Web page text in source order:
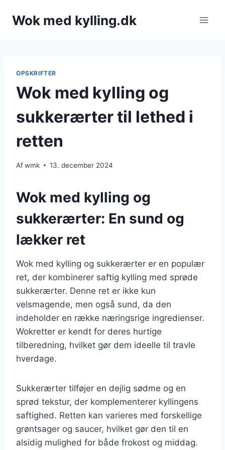
Wok med kylling.dk
OPSKRIFTER
Wok med kylling og
sukkerærter til lethed i
retten
Afwmk 13. december 2024
Wok med kylling og
sukkerærter: En sund og
lækker ret
Wok med kylling og sukkerærter er en populær
ret, der kombinerer saftig kylling med sprøde
sukkerærter. Denne ret er ikke kun
velsmagende, men også sund, da den
indeholder en række næringsrige ingredienser.
Wokretter er kendt for deres hurtige
tilberedning, hvilket gør dem ideelle til travle
hverdage.
Sukkerærter tilføjer en dejlig sødme og en
sprød tekstur, der komplementerer kyllingens
saftighed. Retten kan varieres med forskellige
grøntsager og saucer, hvilket gør den til en
alsidig mulighed for både frokost og middag.